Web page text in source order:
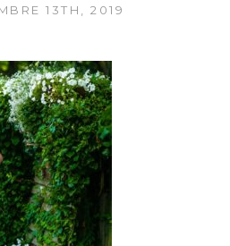
13TH, 2019